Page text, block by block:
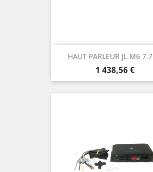
HAUT PARLEUR JL M6
Prix
1 438,56 €